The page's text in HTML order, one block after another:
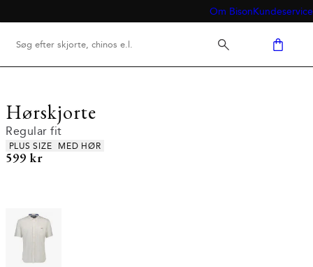
Om BisonKundeservice
Hørskjorte
Regular fit
Produkt egenskaber
PLUS SIZE MED HØR
I alt (inkl. rabat)
599 kr